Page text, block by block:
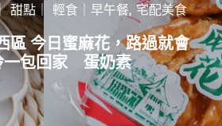
甜點｜ 輕食｜早午餐, 宅配美食
區 今日蜜麻花，路過就會
一包回家 蛋奶素